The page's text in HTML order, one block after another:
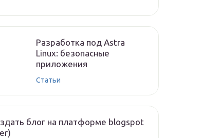
Разработка под Astra
Linux: безопасные
приложения
Статьи
блог на платформе blogspot